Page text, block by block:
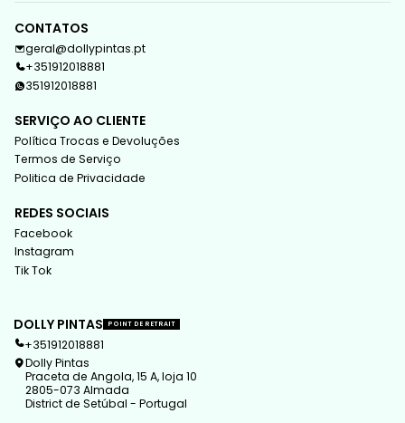
CONTATOS
geral@dollypintas.pt
+351912018881
351912018881
SERVIÇO AO CLIENTE
Política Trocas e Devoluções
Termos de Serviço
Politica de Privacidade
REDES SOCIAIS
Facebook
Instagram
Tik Tok
DOLLY PINTAS POINT DE RETRAIT
+351912018881
Dolly Pintas
Praceta de Angola, 15 A, loja 10
2805-073 Almada
District de Setúbal - Portugal